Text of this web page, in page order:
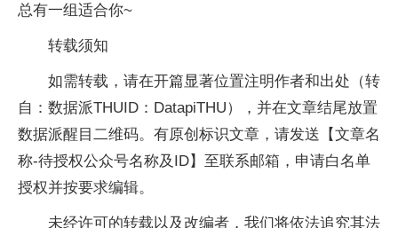
总有一组适合你~
转载须知
如需转载，请在开篇显著位置注明作者和出处（转
自：数据派THUID：DatapiTHU），并在文章结尾放置
数据派醒目二维码。有原创标识文章，请发送【文章名
称-待授权公众号名称及ID】至联系邮箱，申请白名单
授权并按要求编辑。
未经许可的转载以及改编者，我们将依法追究其法